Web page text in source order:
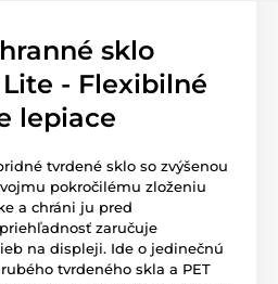
sklo
- Flexibilné
lepiace
tvrdené sklo so zvýšenou
pokročilému zloženiu
a chráni ju pred
zaručuje
na displeji. Ide o jedinečnú
tvrdeného skla a PET